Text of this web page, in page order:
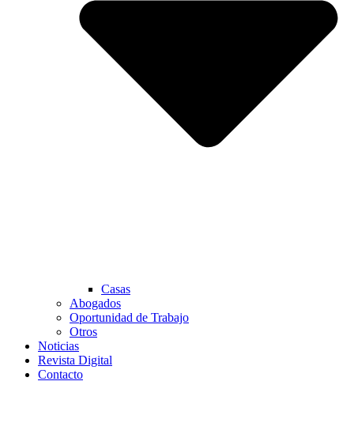
Casas
Abogados
Oportunidad de Trabajo
Otros
Noticias
Revista Digital
Contacto